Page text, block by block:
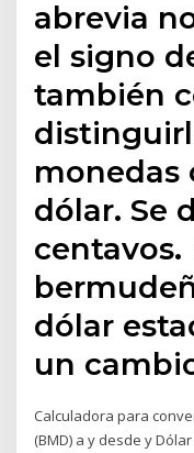
abrevia
el signo
también
monedas
dólar. Se
centavos.
dólar
un
Calculadora para
(BMD) a y desde y